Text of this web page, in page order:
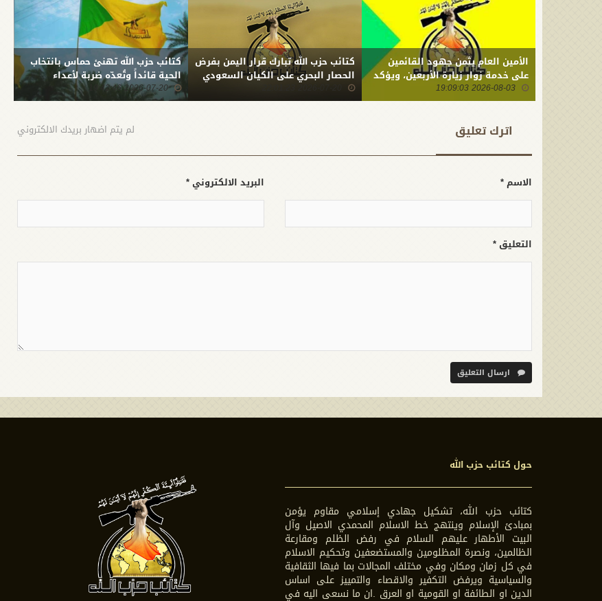
الأمين العام يثمن جهود القائمين
على خدمة زوار زيارة الأربعين، ويؤكد
أن ما ارتكبه العدو من جريمة بحق
أبنائنا يستدعي التمسك بالسلاح
2026-08-03 19:09:03
كتائب حزب الله تبارك قرار اليمن بفرض
الحصار البحري على الكيان السعودي
2026-07-20 22:01:23
كتائب حزب الله تهنئ حماس بانتخاب
الحية قائداً وتُعدّه ضربة لأعداء
الشعب الفلسطيني
2026-07-20 19:42:46
اترك تعلیق لم يتم اضهار بريدك الالكتروني
الاسم * البريد الالكتروني *
التعليق *
ارسال التعليق
حول كتائب حزب الله
كتائب حزب الله، تشكيل جهادي إسلامي مقاوم يؤمن
بمبادئ الإسلام وينتهج خط الاسلام المحمدي الاصيل وآل
البيت الأطهار عليهم السلام في رفض الظلم ومقارعة
الظالمين، ونصرة المظلومين والمستضعفين وتحكيم الاسلام
في كل زمان ومكان وفي مختلف المجالات بما فيها الثقافية
والسياسية ويرفض التكفير والاقصاء والتمييز على اساس
الدين او الطائفة او القومية او العرق .ان ما نسعى اليه في